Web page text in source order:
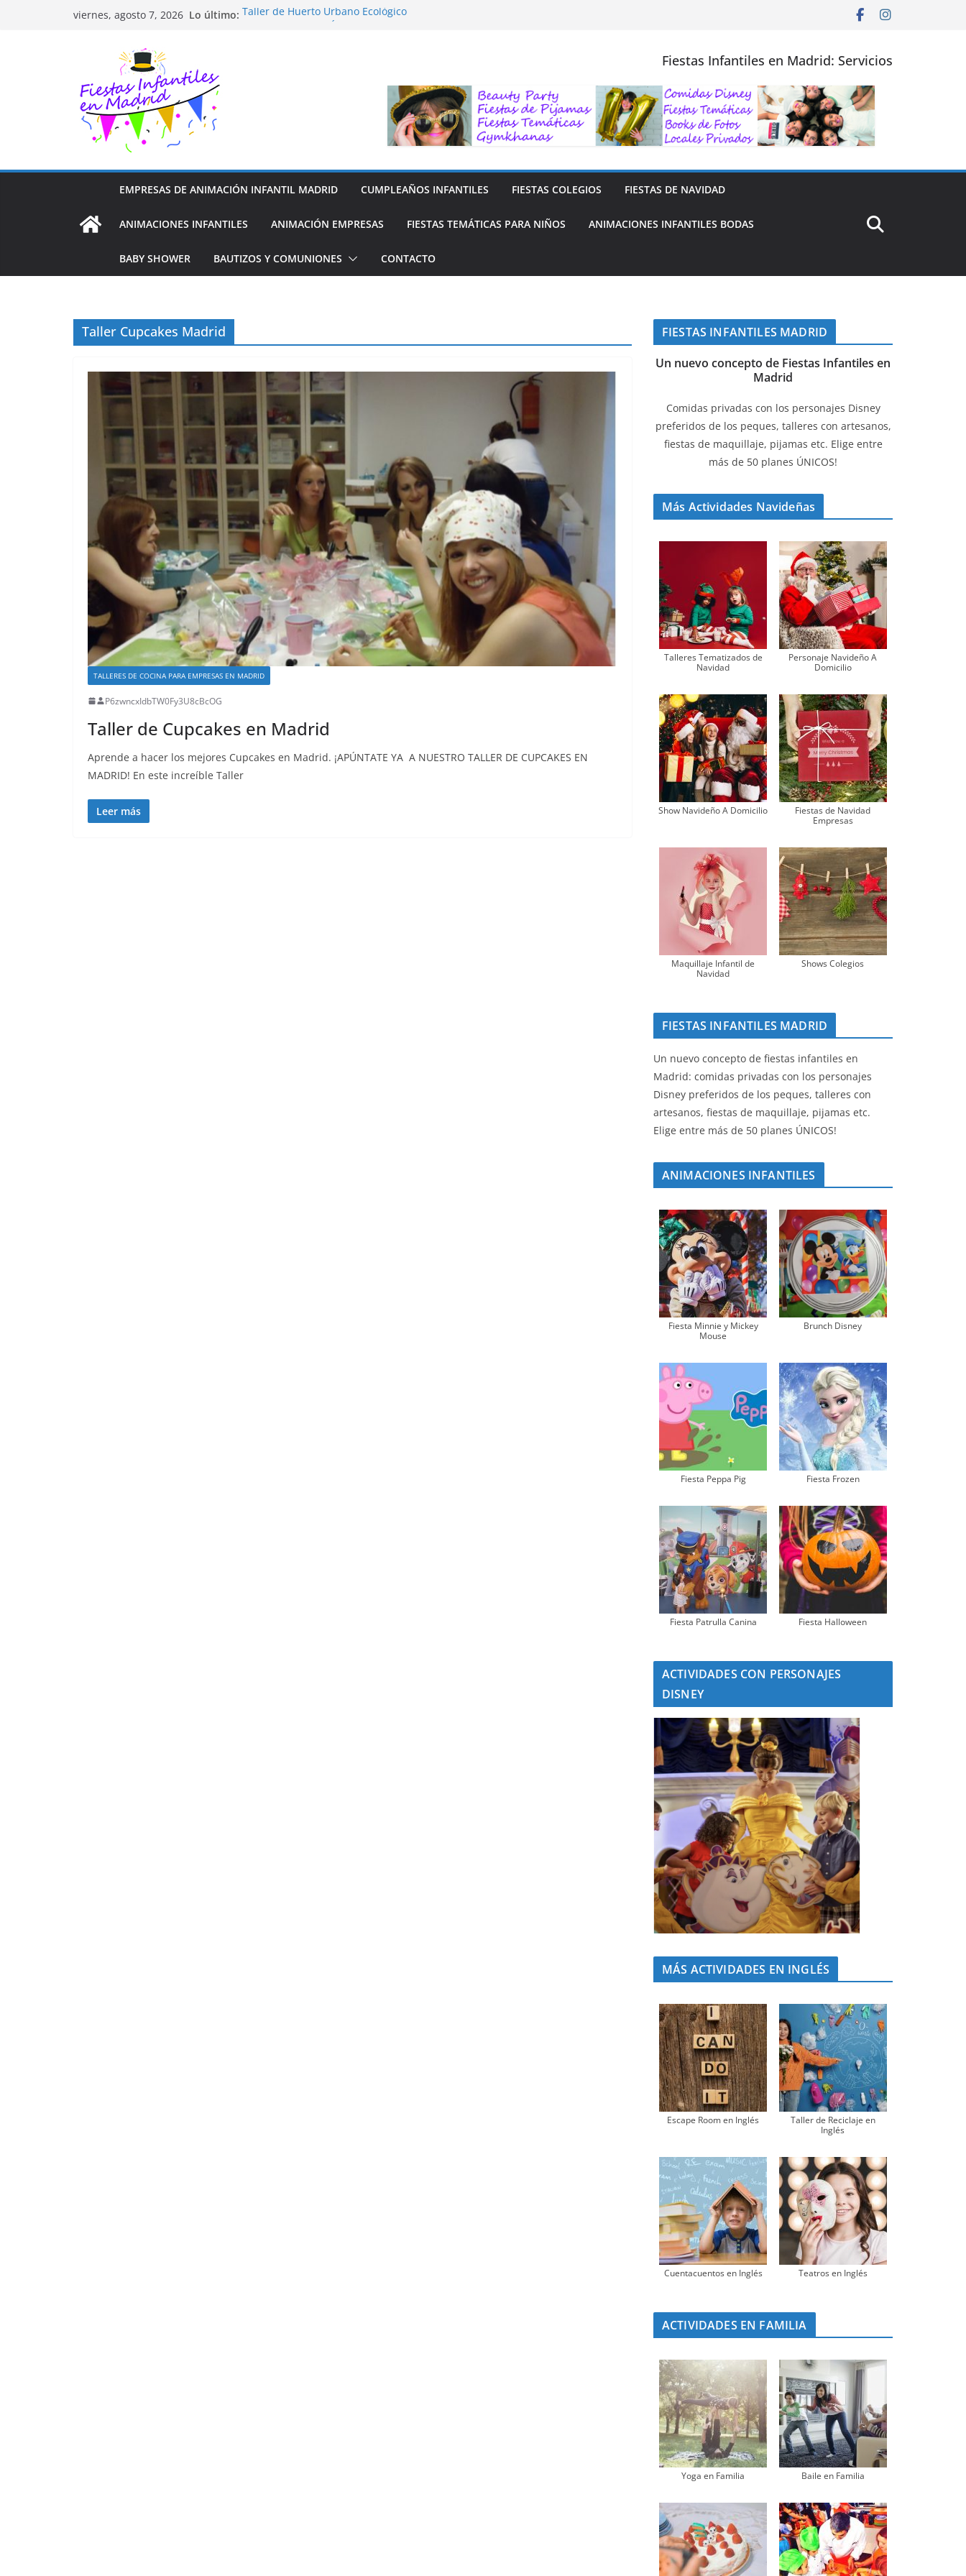
viernes, agosto 7, 2026 Lo último: Taller de Huerto Urbano Ecológico
Fiestas Infantiles en Madrid: Servicios
EMPRESAS DE ANIMACIÓN INFANTIL MADRID CUMPLEAÑOS INFANTILES FIESTAS COLEGIOS FIESTAS DE NAVIDAD
ANIMACIONES INFANTILES ANIMACIÓN EMPRESAS FIESTAS TEMÁTICAS PARA NIÑOS ANIMACIONES INFANTILES BODAS
BABY SHOWER BAUTIZOS Y COMUNIONES CONTACTO
Taller Cupcakes Madrid
TALLERES DE COCINA PARA EMPRESAS EN MADRID
P6zwncxIdbTW0Fy3U8cBcOG
Taller de Cupcakes en Madrid
Aprende a hacer los mejores Cupcakes en Madrid. ¡APÚNTATE YA A NUESTRO TALLER DE CUPCAKES EN
MADRID! En este increíble Taller
Leer más
FIESTAS INFANTILES MADRID
Un nuevo concepto de Fiestas Infantiles en
Madrid
Comidas privadas con los personajes Disney
preferidos de los peques, talleres con artesanos,
fiestas de maquillaje, pijamas etc. Elige entre
más de 50 planes ÚNICOS!
Más Actividades Navideñas
Talleres Tematizados de
Navidad
Personaje Navideño A
Domicilio
Show Navideño A Domicilio
Fiestas de Navidad
Empresas
Maquillaje Infantil de
Navidad
Shows Colegios
FIESTAS INFANTILES MADRID
Un nuevo concepto de fiestas infantiles en
Madrid: comidas privadas con los personajes
Disney preferidos de los peques, talleres con
artesanos, fiestas de maquillaje, pijamas etc.
Elige entre más de 50 planes ÚNICOS!
ANIMACIONES INFANTILES
Fiesta Minnie y Mickey
Mouse
Brunch Disney
Fiesta Peppa Pig Fiesta Frozen
Fiesta Patrulla Canina Fiesta Halloween
ACTIVIDADES CON PERSONAJES
DISNEY
MÁS ACTIVIDADES EN INGLÉS
Escape Room en Inglés
Taller de Reciclaje en
Inglés
Cuentacuentos en Inglés Teatros en Inglés
ACTIVIDADES EN FAMILIA
Yoga en Familia Baile en Familia